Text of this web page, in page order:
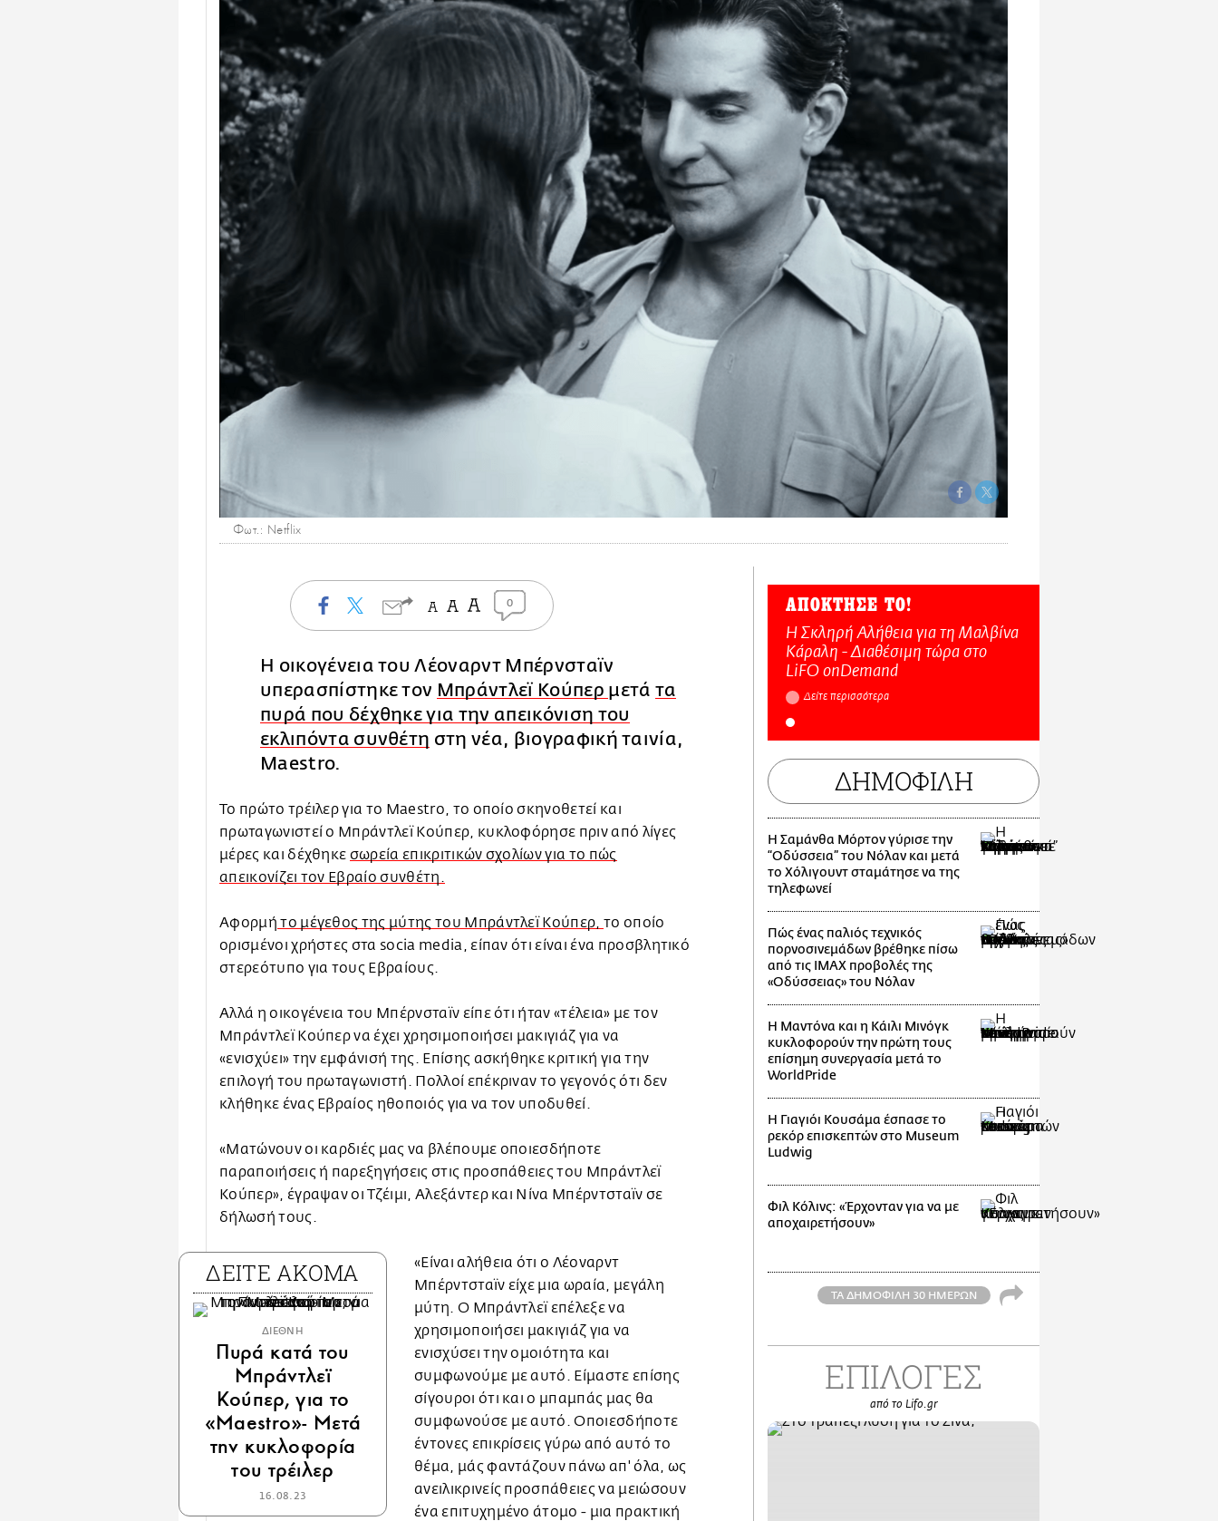
Φωτ.: Netflix
0
Η οικογένεια του Λέοναρντ Μπέρνσταϊν
υπερασπίστηκε τον Μπράντλεϊ Κούπερ μετά τα
πυρά που δέχθηκε για την απεικόνιση του
εκλιπόντα συνθέτη στη νέα, βιογραφική ταινία,
Maestro.
Το πρώτο τρέιλερ για το Maestro, το οποίο σκηνοθετεί και
πρωταγωνιστεί ο Μπράντλεϊ Κούπερ, κυκλοφόρησε πριν από λίγες
μέρες και δέχθηκε σωρεία επικριτικών σχολίων για το πώς
απεικονίζει τον Εβραίο συνθέτη.
Αφορμή το μέγεθος της μύτης του Μπράντλεϊ Κούπερ,το οποίο
ορισμένοι χρήστες στα socia media, είπαν ότι είναι ένα προσβλητικό
στερεότυπο για τους Εβραίους.
Αλλά η οικογένεια του Μπέρνσταϊν είπε ότι ήταν «τέλεια» με τον
Μπράντλεϊ Κούπερ να έχει χρησιμοποιήσει μακιγιάζ για να
«ενισχύει» την εμφάνισή της. Επίσης ασκήθηκε κριτική για την
επιλογή του πρωταγωνιστή. Πολλοί επέκριναν το γεγονός ότι δεν
κλήθηκε ένας Εβραίος ηθοποιός για να τον υποδυθεί.
«Ματώνουν οι καρδιές μας να βλέπουμε οποιεσδήποτε
παραποιήσεις ή παρεξηγήσεις στις προσπάθειες του Μπράντλεϊ
Κούπερ», έγραψαν οι Τζέιμι, Αλεξάντερ και Νίνα Μπέρντσταϊν σε
δήλωσή τους.
ΔΕΙΤΕ ΑΚΟΜΑ
ΔΙΕΘΝΗ
Πυρά κατά του
Μπράντλεϊ
Κούπερ, για το
«Maestro»- Μετά
την κυκλοφορία
του τρέιλερ
16.08.23
«Είναι αλήθεια ότι ο Λέοναρντ
Μπέρντσταϊν είχε μια ωραία, μεγάλη
μύτη. Ο Μπράντλεϊ επέλεξε να
χρησιμοποιήσει μακιγιάζ για να
ενισχύσει την ομοιότητα και
συμφωνούμε με αυτό. Είμαστε επίσης
σίγουροι ότι και ο μπαμπάς μας θα
συμφωνούσε με αυτό. Οποιεσδήποτε
έντονες επικρίσεις γύρω από αυτό το
θέμα, μάς φαντάζουν πάνω απ' όλα, ως
ανειλικρινείς προσπάθειες να μειώσουν
ένα επιτυχημένο άτομο - μια πρακτική
ΑΠΟΚΤΗΣΕ ΤΟ!
Η Σκληρή Αλήθεια για τη Μαλβίνα
Κάραλη - Διαθέσιμη τώρα στo
LiFO onDemand
Δείτε περισσότερα
ΔΗΜΟΦΙΛΗ
Η Σαμάνθα Μόρτον γύρισε την
“Οδύσσεια” του Νόλαν και μετά
το Χόλιγουντ σταμάτησε να της
τηλεφωνεί
Πώς ένας παλιός τεχνικός
πορνοσινεμάδων βρέθηκε πίσω
από τις IMAX προβολές της
«Οδύσσειας» του Νόλαν
Η Μαντόνα και η Κάιλι Μινόγκ
κυκλοφορούν την πρώτη τους
επίσημη συνεργασία μετά το
WorldPride
Η Γιαγιόι Κουσάμα έσπασε το
ρεκόρ επισκεπτών στο Museum
Ludwig
Φιλ Κόλινς: «Έρχονταν για να με
αποχαιρετήσουν»
ΤΑ ΔΗΜΟΦΙΛΗ 30 ΗΜΕΡΩΝ
ΕΠΙΛΟΓΕΣ
από το Lifo.gr